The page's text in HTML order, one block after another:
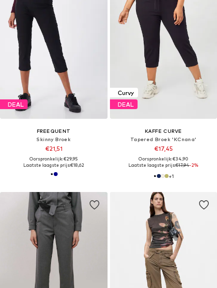
DEAL
FREEQUENT
Skinny Broek
€21,51
Oorspronkelijk: €29,95
Laatste laagste prijs:€18,62
Curvy
DEAL
KAFFE CURVE
Tapered Broek 'KCnana'
€17,45
Oorspronkelijk: €34,90
Laatste laagste prijs:€17,94-2%
+1